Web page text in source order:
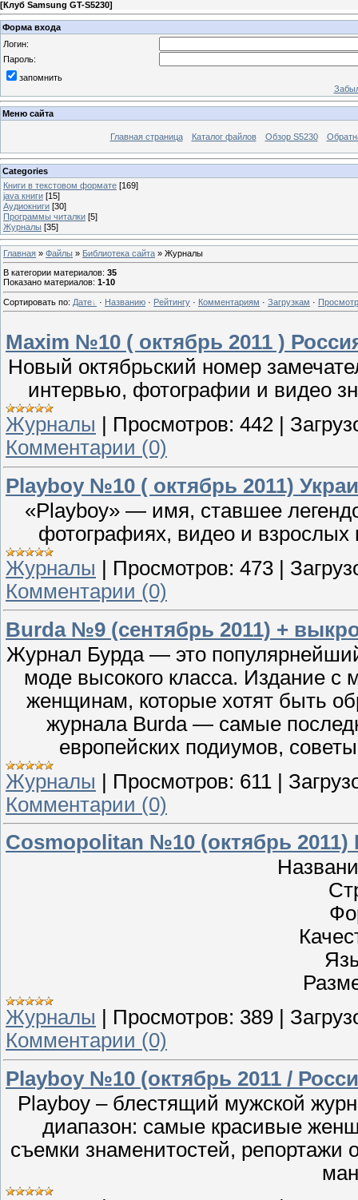
[Клуб Samsung GT-S5230]
Форма входа
Логин:
Пароль:
запомнить
Меню сайта
Главная страница Каталог файлов Обзор S5230
Categories
Книги в текстовом формате [169]
java книги [15]
Аудиокниги [30]
Программы читалки [5]
Журналы [35]
Главная » Файлы » Библиотека сайта » Журналы
В категории материалов: 35
Показано материалов: 1-10
Сортировать по: Дате · Названию · Рейтингу · Комментариям · Загрузкам ·
Maxim №10 ( октябрь 2011 )
Новый октябрьский номер
интервью, фотографии и видео
Журналы
Просмотров: 442
Комментарии (0)
Playboy №10 ( октябрь 2011)
«Playboy» — имя, ставшее
фотографиях, видео и взрослых
Журналы
Просмотров: 473
Комментарии (0)
Burda №9 (сентябрь 2011) +
Журнал Бурда — это
моде высокого класса. Издание
женщинам, которые хотят быть
журнала Burda — самые
европейских подиумов,
Журналы | Просмотров: 611 |
Комментарии (0)
Cosmopolitan №10 (октябрь 2011)
Журналы
Просмотров: 389
Комментарии (0)
Playboy №10 (октябрь 2011 /
Playboy – блестящий мужской
диапазон: самые красивые
съемки знаменитостей, репортажи